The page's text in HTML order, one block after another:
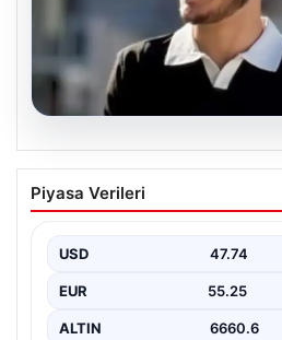
06.08.2026
Fatih’te 19 yaşındaki
öldürüldüğü kavgaya
Piyasa Verileri
USD 47.74
EUR 55.25
ALTIN 6660.6